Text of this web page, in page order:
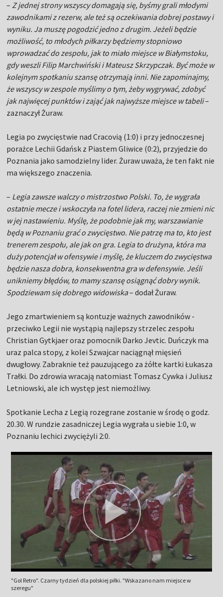
–Z jednej strony wszyscy domagają się, byśmy grali młodymi
zawodnikami z rezerw, ale też są oczekiwania dobrej postawy i
wyniku. Ja muszę pogodzić jedno z drugim. Jeżeli będzie
możliwość, to młodych piłkarzy będziemy stopniowo
wprowadzać do zespołu, jak to miało miejsce w Białymstoku,
gdy weszli Filip Marchwiński i Mateusz Skrzypczak. Być może w
kolejnym spotkaniu szansę otrzymają inni. Nie zapominajmy,
że wszyscy w zespole myślimy o tym, żeby wygrywać, zdobyć
jak najwięcej punktów i zająć jak najwyższe miejsce w tabeli–
zaznaczył Żuraw.
Legia po zwycięstwie nad Cracovią (1:0) i przy jednoczesnej
porażce Lechii Gdańsk z Piastem Gliwice (0:2), przyjedzie do
Poznania jako samodzielny lider. Żuraw uważa, że ten fakt nie
ma większego znaczenia.
– Legia zawsze walczy o mistrzostwo Polski. To, że wygrała
ostatnie mecze i wskoczyła na fotel lidera, raczej nie zmieni nic
w jej nastawieniu. Myślę, że podobnie jak my, warszawianie
będą w Poznaniu grać o zwycięstwo. Nie patrzę ma to, kto jest
trenerem zespołu, ale jak on gra. Legia to drużyna, która ma
duży potencjał w ofensywie i myślę, że kluczem do zwycięstwa
będzie nasza dobra, konsekwentna gra w defensywie. Jeśli
unikniemy błędów, to mamy szansę osiągnąć dobry wynik.
Spodziewam się dobrego widowiska– dodał Żuraw.
Jego zmartwieniem są kontuzje ważnych zawodników -
przeciwko Legii nie wystąpią najlepszy strzelec zespołu
Christian Gytkjaer oraz pomocnik Darko Jevtic. Duńczyk ma
uraz palca stopy, z kolei Szwajcar naciągnął mięsień
dwugłowy. Zabraknie też pauzującego za żółte kartki Łukasza
Trałki. Do zdrowia wracają natomiast Tomasz Cywka i Juliusz
Letniowski, ale ich występ jest niemożliwy.
Spotkanie Lecha z Legią rozegrane zostanie w środę o godz.
20.30. W rundzie zasadniczej Legia wygrała u siebie 1:0, w
Poznaniu lechici zwyciężyli 2:0.
"Gol Retro". Czarny tydzień dla polskiej piłki. "Wskazano nam miejsce w
szeregu"